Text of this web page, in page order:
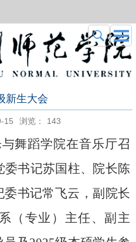
新生大会
15 浏览： 143
舞蹈学院在音乐厅召
委书记苏国柱、院长陈
书记常飞云，副院长
（专业）主任、副主